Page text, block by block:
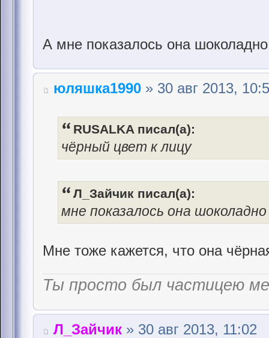
А мне показалось она
юляшка1990 » 30 авг 2013,
RUSALKA писал(а):
чёрный цвет к лицу
Л_Зайчик писал(а):
мне показалось она шоколадно
Мне тоже кажется, что она
Ты просто был частицею
Л_Зайчик » 30 авг 2013, 11:02